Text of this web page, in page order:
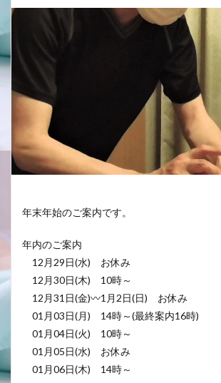
年末年始のご案内です。
年内のご案内
12月29日(水) お休み
12月30日(木) 10時～
12月31日(金)〰1月2日(日) お休み
01月03日(月) 14時～(最終案内16時)
01月04日(火) 10時～
01月05日(水) お休み
01月06日(木) 14時～